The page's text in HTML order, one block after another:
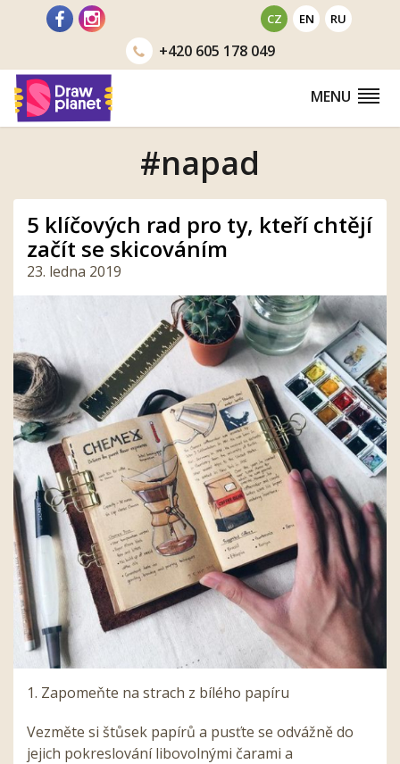
CZ EN RU
+420605 178 049
MENU
#napad
5 klíčových rad pro ty, kteří chtějí
začít se skicováním
23. ledna 2019
1. Zapomeňte na strach z bílého papíru
Vezměte si štůsek papírů a pusťte se odvážně do
jejich pokreslování libovolnými čarami a